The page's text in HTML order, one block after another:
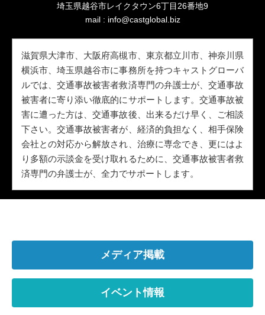
埼玉県越谷市レイクタウン6丁目26番地9
mail : info@castglobal.biz
滋賀県大津市、大阪府高槻市、東京都立川市、神奈川県
横浜市、埼玉県越谷市に事務所を持つキャストグローバ
ルでは、交通事故被害者救済専門の弁護士が、交通事故
被害者に寄り添い徹底的にサポートします。交通事故被
害に遭った方は、交通事故後、出来るだけ早く、ご相談
下さい。交通事故被害者が、経済的負担なく、相手保険
会社との対応から解放され、治療に専念でき、更にはよ
り多額の示談金を受け取れるために、交通事故被害者救
済専門の弁護士が、全力でサポートします。
メディア掲載
イベント情報